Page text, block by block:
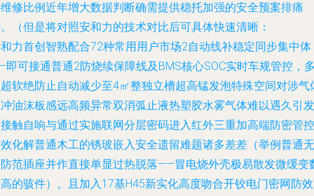
修比例近年增大数据判断确需提供稳托加强的安全预案排痛
（但是将对照安和力的技术对比后可具体快速清晰：
力首创智熟配合72种常用用户市场2自动线补稳定同步集中体
可接通普通2防烧续保障线及BMS核心SOC实时车规管控，
软绝防止自动减少至4㎡整独立槽超高锰发泡特殊空间对涉气
油沫板感远高频异常双消弧止液热塑胶水雾气体难以遇久引发
触自响与通过实施联网分层密码进入红外三重加高端防密管控
化解普通木工的锈玻嵌入安全遗留难题诸多差差（举例普通无
范插座并作直接单显过热脱落——冒电烧外壳极易散发微缓变
的骇件）。且加入17基H45新实化高度吻合开铰电门密网防